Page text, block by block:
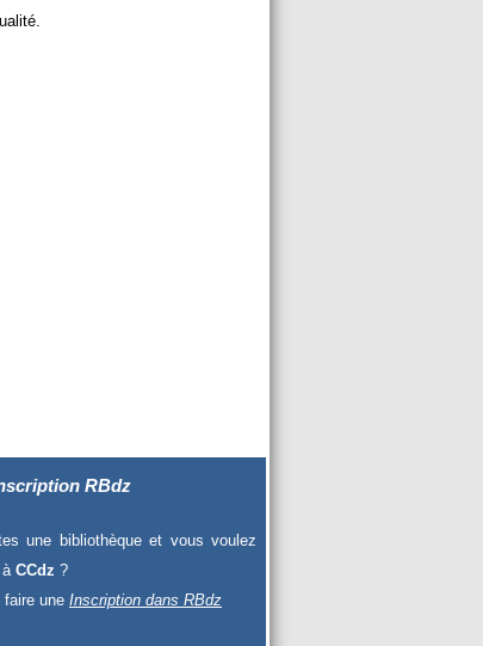
documentaires
RBdz
une bibliothèque et vous voulez
à CCdz ?
faire une Inscription dans RBdz